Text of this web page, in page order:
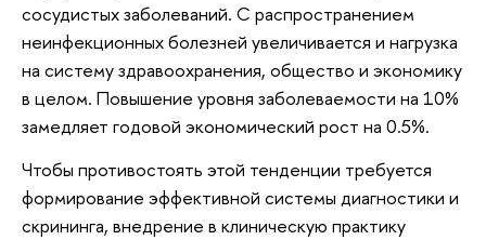
сосудистых заболеваний. С распространением
неинфекционных болезней увеличивается и нагрузка
на систему здравоохранения, общество и экономику
в целом. Повышение уровня заболеваемости на 10%
замедляет годовой экономический рост на 0.5%.
Чтобы противостоять этой тенденции требуется
формирование эффективной системы диагностики и
скрининга, внедрение в клиническую практику